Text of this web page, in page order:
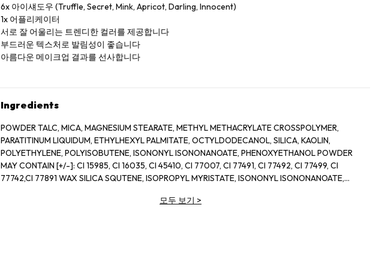
6x 아이섀도우 (Truffle, Secret, Mink, Apricot, Darling, Innocent)
1x 어플리케이터
서로 잘 어울리는 트렌디한 컬러를 제공합니다
부드러운 텍스처로 발림성이 좋습니다
아름다운 메이크업 결과를 선사합니다
Ingredients
POWDER TALC, MICA, MAGNESIUM STEARATE, METHYL METHACRYLATE CROSSPOLYMER,
PARATITINUM LIQUIDUM, ETHYLHEXYL PALMITATE, OCTYLDODECANOL, SILICA, KAOLIN,
POLYETHYLENE, POLYISOBUTENE, ISONONYL ISONONANOATE, PHENOXYETHANOL POWDER
MAY CONTAIN [+/-]: CI 15985, CI 16035, CI 45410, CI 77007, CI 77491, CI 77492, CI 77499, CI
77742,CI 77891 WAX SILICA SQUTENE, ISOPROPYL MYRISTATE, ISONONYL ISONONANOATE,
모두 보기 >